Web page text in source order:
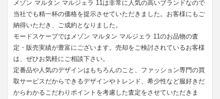
メゾン マルタン マルジェラ 11は非常に人気の高いブランドなので
当社でも精一杯の価格を提示させていただきました。お客様にもご
納得いただき、ご成約となりました。
モードスケープではメゾン マルタン マルジェラ 11のお品物の査
定・販売実績が豊富にございます。売却をご検討されているお客様
は、ぜひお気軽にご相談下さい。
定番品や人気のデザインはもちろんのこと、ファッション専門の買
取サービスだからできるデザインやトレンド、希少性など服好きだ
からわかるこだわりポイントを考慮した査定をさせていただきま